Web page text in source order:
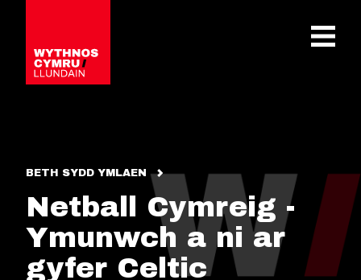
OPEN
BETH SYDD YMLAEN
Netball Cymreig -
Ymunwch a ni ar
gyfer Celtic